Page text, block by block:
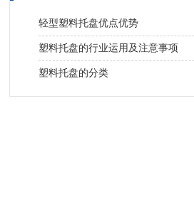
轻型塑料托盘优点优势
塑料托盘的行业运用及注意事项
塑料托盘的分类